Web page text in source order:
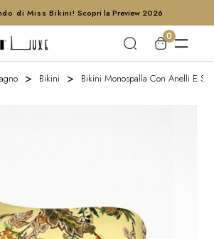
di Miss Bikini! Scopri la Preview 2026
0
Bikini Bikini Monospalla Con Anelli E